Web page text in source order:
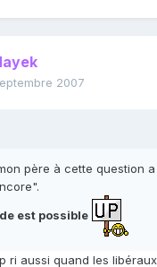
2007
père à cette question
est possible
ri aussi quand les